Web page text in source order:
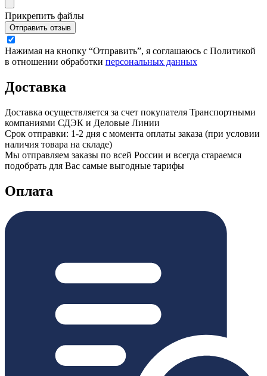
Прикрепить файлы
Отправить отзыв
Нажимая на кнопку “Отправить”, я соглашаюсь с Политикой
в отношении обработки персональных данных
Доставка
Доставка осуществляется за счет покупателя Транспортными
компаниями СДЭК и Деловые Линии
Срок отправки: 1-2 дня с момента оплаты заказа (при условии
наличия товара на складе)
Мы отправляем заказы по всей России и всегда стараемся
подобрать для Вас самые выгодные тарифы
Оплата